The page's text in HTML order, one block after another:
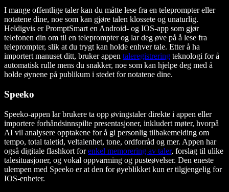
I mange offentlige taler kan du måtte lese fra en teleprompter eller
notatene dine, noe som kan gjøre talen klossete og unaturlig.
Heldigvis er PromptSmart en Android- og IOS-app som gjør
telefonen din om til en teleprompter og lar deg øve på å lese fra
teleprompter, slik at du trygt kan holde enhver tale. Etter å ha
importert manuset ditt, bruker appen taleregistrering teknologi for å
automatisk rulle mens du snakker, noe som kan hjelpe deg med å
holde øynene på publikum i stedet for notatene dine.
Speeko
Speeko-appen lar brukere ta opp øvingstaler direkte i appen eller
importere forhåndsinnspilte presentasjoner, inkludert møter, hvorpå
AI vil analysere opptakene for å gi personlig tilbakemelding om
tempo, total taletid, veltalenhet, tone, ordforråd og mer. Appen har
også digitale flashkort forenkel memorering av taler, forslag til ulike
talesituasjoner, og vokal oppvarming og pusteøvelser. Den eneste
ulempen med Speeko er at den for øyeblikket kun er tilgjengelig for
IOS-enheter.